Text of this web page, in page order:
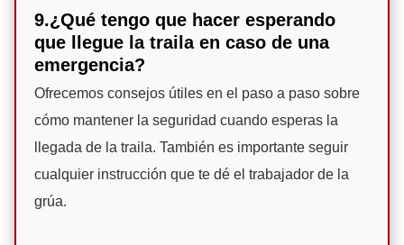
9.¿Qué tengo que hacer esperando
que llegue la traila en caso de una
emergencia?
Ofrecemos consejos útiles en el paso a paso sobre
cómo mantener la seguridad cuando esperas la
llegada de la traila. También es importante seguir
cualquier instrucción que te dé el trabajador de la
grúa.